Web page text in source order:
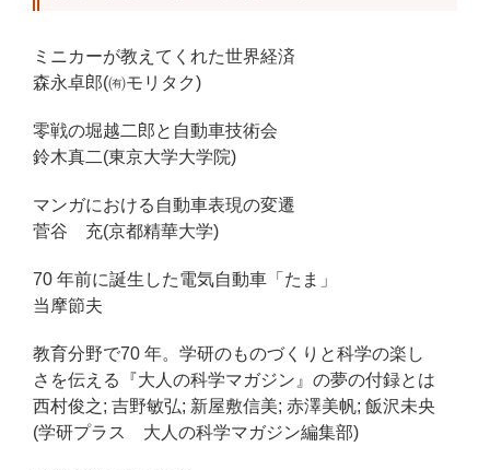
ミニカーが教えてくれた世界経済
森永卓郎(㈲モリタク)
零戦の堀越二郎と自動車技術会
鈴木真二(東京大学大学院)
マンガにおける自動車表現の変遷
菅谷 充(京都精華大学)
70 年前に誕生した電気自動車「たま」
当摩節夫
教育分野で70 年。学研のものづくりと科学の楽し
さを伝える『大人の科学マガジン』の夢の付録とは
西村俊之; 吉野敏弘; 新屋敷信美; 赤澤美帆; 飯沢未央
(学研プラス 大人の科学マガジン編集部)